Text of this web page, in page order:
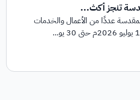
تنجز أكث...
عددًا من الأعمال والخدمات